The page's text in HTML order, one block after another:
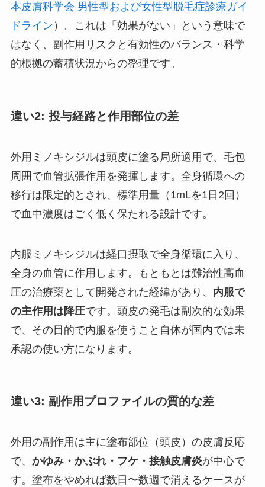
本皮膚科学会 男性型および女性型脱毛症診療ガイ
ドライン ）。これは「効果がない」という意味で
はなく、副作用リスクと有効性のバランス・科学
的根拠の蓄積状況からの整理です。
違い2: 投与経路と作用部位の差
外用ミノキシジルは頭皮に塗る局所適用で、毛包
周囲で血管拡張作用を発揮します。全身循環への
移行は限定的とされ、標準用量（1mLを1日2回）
で血中濃度はごく低く保たれる設計です。
内服ミノキシジルは経口摂取で全身循環に入り、
全身の血管に作用します。もともとは難治性高血
圧の治療薬として開発された経緯があり、 内服で
の主作用は降圧です。頭皮の発毛は副次的な効果
で、その目的で内服を使うこと自体が国内では未
承認の使い方になります。
違い3: 副作用プロファイルの質的な差
外用の副作用は主に塗布部位（頭皮）の皮膚反応
で、 かゆみ・かぶれ・フケ・接触皮膚炎が中心で
す。塗布をやめれば数日〜数週で消えるケースが